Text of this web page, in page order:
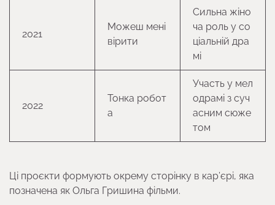
2021
Можеш мені
вірити
Сильна жіно
ча роль у со
ціальній дра
мі
2022
Тонка робот
а
Участь у мел
одрамі з суч
асним сюже
том
Ці проєкти формують окрему сторінку в кар’єрі, яка
позначена як Ольга Гришина фільми.